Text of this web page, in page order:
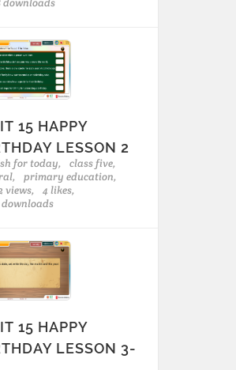
downloads
15 HAPPY
LESSON 2
for today,
class five,
primary education,
views,
4 likes,
downloads
15 HAPPY
LESSON 3-